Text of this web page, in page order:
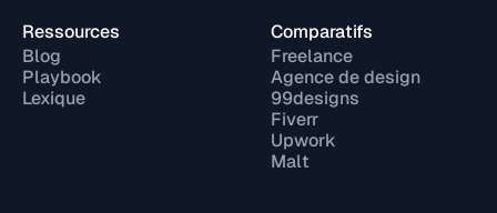
Ressources
Blog
Playbook
Lexique
Comparatifs
Freelance
Agence de design
99designs
Fiverr
Upwork
Malt